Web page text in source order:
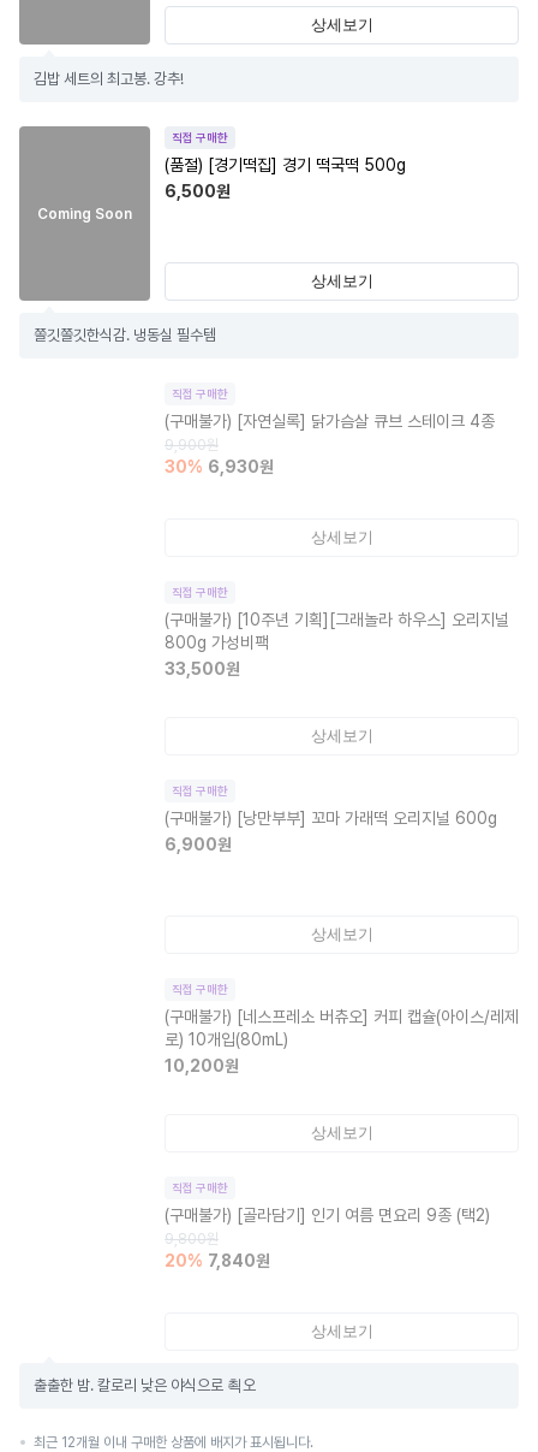
상세보기
김밥 세트의 최고봉. 강추!
Coming Soon
직접 구매한
(품절) [경기떡집] 경기 떡국떡 500g
6,500원
상세보기
쫄깃쫄깃한식감. 냉동실 필수템
직접 구매한
(구매불가) [자연실록] 닭가슴살 큐브 스테이크 4종
9,900원
30% 6,930원
상세보기
직접 구매한
(구매불가) [10주년 기획][그래놀라 하우스] 오리지널
800g 가성비팩
33,500원
상세보기
직접 구매한
(구매불가) [낭만부부] 꼬마 가래떡 오리지널 600g
6,900원
상세보기
직접 구매한
(구매불가) [네스프레소 버츄오] 커피 캡슐(아이스/레제
로) 10개입(80mL)
10,200원
상세보기
직접 구매한
(구매불가) [골라담기] 인기 여름 면요리 9종 (택2)
9,800원
20% 7,840원
상세보기
출출한 밤. 칼로리 낮은 야식으로 쵝오
최근 12개월 이내 구매한 상품에 배지가 표시됩니다.